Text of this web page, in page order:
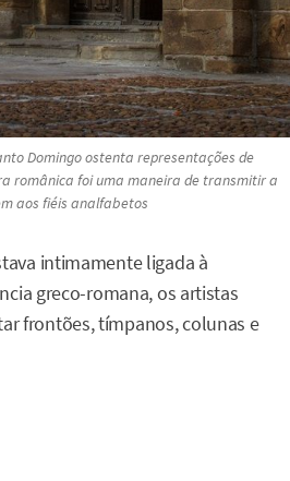
Domingo ostenta representações de
românica foi uma maneira de transmitir a
aos fiéis analfabetos
intimamente ligada à
greco-romana, os artistas
frontões, tímpanos, colunas e